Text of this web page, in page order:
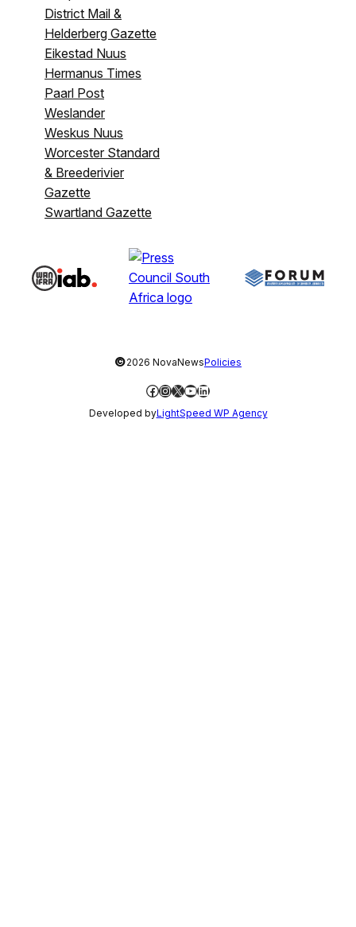
District Mail &
Helderberg Gazette
Eikestad Nuus
Hermanus Times
Paarl Post
Weslander
Weskus Nuus
Worcester Standard
& Breederivier
Gazette
Swartland Gazette
©2026 NovaNewsPolicies
Facebook
Instagram
X YouTube
LinkedIn
Developed byLightSpeed WP Agency